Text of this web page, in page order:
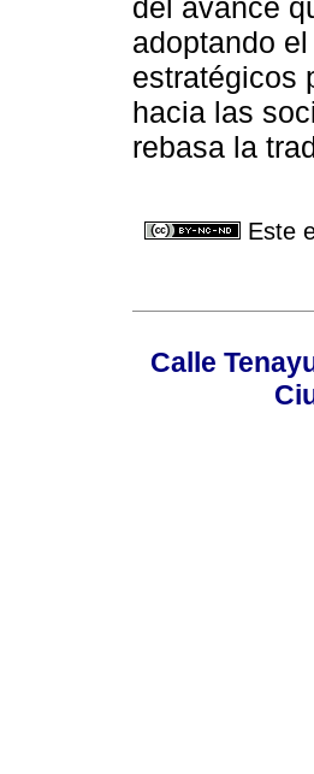
del avance
adoptando
estratégicos
hacia las
rebasa la
Este
Calle